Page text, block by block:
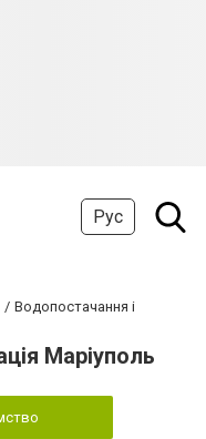
Рус
Водопостачання і
Маріуполь